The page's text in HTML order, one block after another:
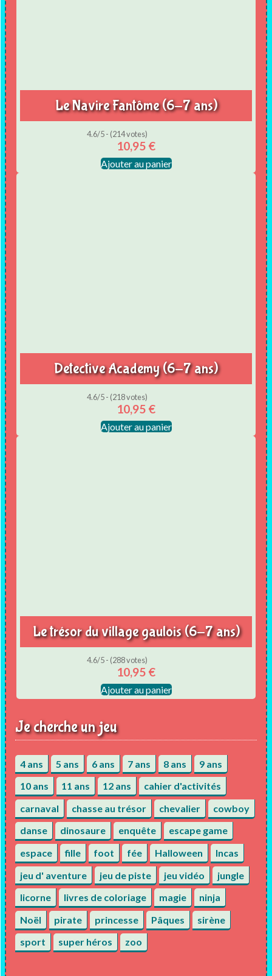
Le Navire Fantôme (6-7 ans)
4.6/5 - (214 votes)
10,95 €
Ajouter au panier
Detective Academy (6-7 ans)
4.6/5 - (218 votes)
10,95 €
Ajouter au panier
Le trésor du village gaulois (6-7 ans)
4.6/5 - (288 votes)
10,95 €
Ajouter au panier
Je cherche un jeu
4 ans 5 ans 6 ans 7 ans 8 ans
9 ans
10 ans
11 ans 12 ans
cahier d'activités
carnaval
chasse au trésor chevalier
cowboy
danse
dinosaure enquête
escape game
espace
fille foot fée Halloween
Incas
jeu d' aventure
jeu de piste jeu vidéo
jungle
licorne
livres de coloriage magie
ninja
Noël
pirate princesse Pâques
sirène
sport
super héros zoo